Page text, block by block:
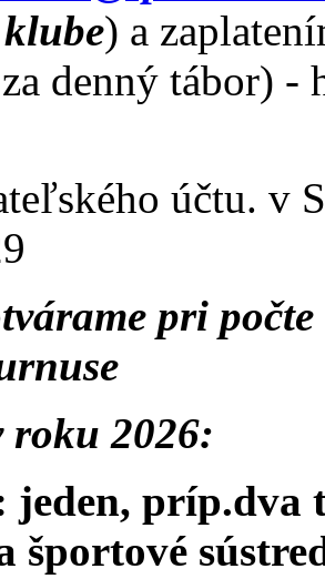
) a
denný tábor) -
účtu. v
pri
roku 2026:
jeden, príp.dva
športové